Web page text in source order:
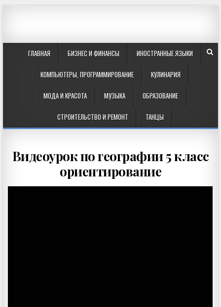
ГЛАВНАЯ БИЗНЕС И ФИНАНСЫ ИНОСТРАННЫЕ ЯЗЫКИ
КОМПЬЮТЕРЫ, ПРОГРАММИРОВАНИЕ КУЛИНАРИЯ
МОДА И КРАСОТА МУЗЫКА ОБРАЗОВАНИЕ
СТРОИТЕЛЬСТВО И РЕМОНТ ТАНЦЫ
Видеоурок по географии 5 класс
ориентирование